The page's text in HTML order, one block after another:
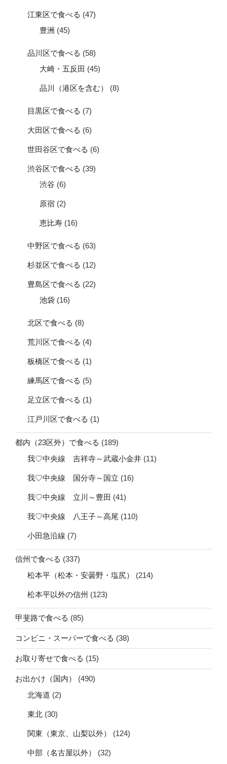
江東区で食べる (47)
豊洲 (45)
品川区で食べる (58)
大崎・五反田 (45)
品川（港区を含む） (8)
目黒区で食べる (7)
大田区で食べる (6)
世田谷区で食べる (6)
渋谷区で食べる (39)
渋谷 (6)
原宿 (2)
恵比寿 (16)
中野区で食べる (63)
杉並区で食べる (12)
豊島区で食べる (22)
池袋 (16)
北区で食べる (8)
荒川区で食べる (4)
板橋区で食べる (1)
練馬区で食べる (5)
足立区で食べる (1)
江戸川区で食べる (1)
都内（23区外）で食べる (189)
我♡中央線 吉祥寺～武蔵小金井 (11)
我♡中央線 国分寺～国立 (16)
我♡中央線 立川～豊田 (41)
我♡中央線 八王子～高尾 (110)
小田急沿線 (7)
信州で食べる (337)
松本平（松本・安曇野・塩尻）
(214)
松本平以外の信州 (123)
甲斐路で食べる (85)
コンビニ・スーパーで食べる (38)
お取り寄せで食べる (15)
お出かけ（国内）
(490)
北海道 (2)
東北 (30)
関東（東京、山梨以外） (124)
中部（名古屋以外） (32)